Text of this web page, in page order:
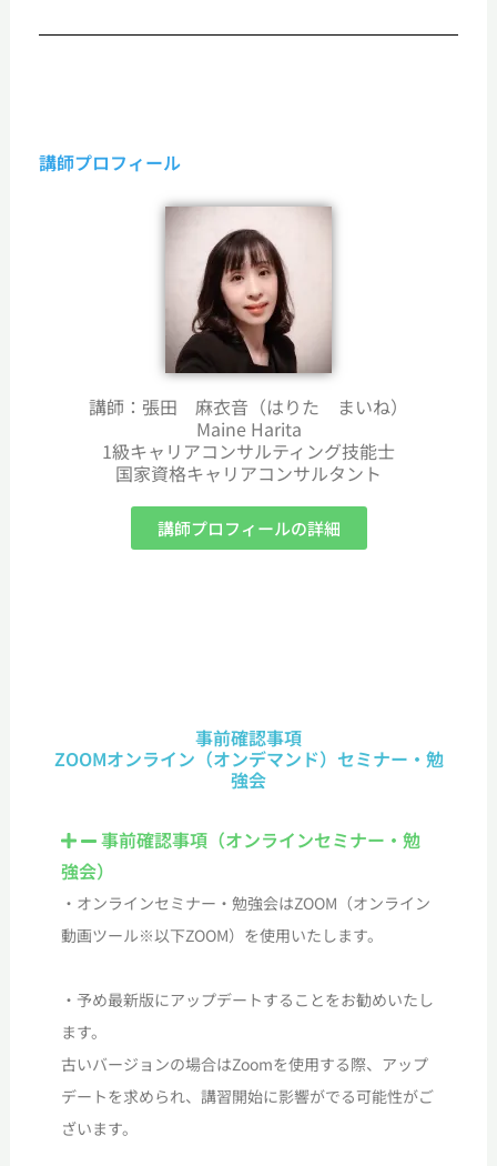
講師プロフィール
講師：張田 麻衣音（はりた まいね）
Maine Harita
1級キャリアコンサルティング技能士
国家資格キャリアコンサルタント
講師プロフィールの詳細
事前確認事項
ZOOMオンライン（オンデマンド）セミナー・勉
強会
事前確認事項（オンラインセミナー・勉
強会）
・オンラインセミナー・勉強会はZOOM（オンライン
動画ツール※以下ZOOM）を使用いたします。
・ 予め最新版にアップデートすることをお勧めいたし
ます。
古いバージョンの場合はZoomを使用する際、アップ
デートを求められ、講習開始に影響がでる可能性がご
ざいます。